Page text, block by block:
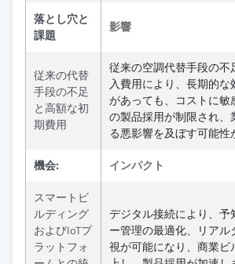
落とし穴と
課題
影響
従来の代替
手段の不足
と高額な初
期費用
従来の空調代替手段の不
入費用により、長期的な
があっても、コストに敏
の製品採用が制限され、
る悪影響を及ぼす可能性
機会: インパクト
スマートビ
ルディング
およびIoTプ
ラットフォ
デジタル接続により、予
ー管理の最適化、リアル
視が可能になり、商業ビ